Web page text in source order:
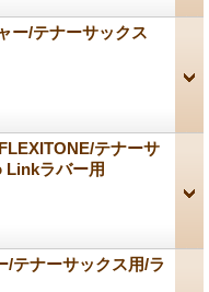
ー/テナーサックス
テナーサ
Linkラバー用
テナーサックス用/ラ